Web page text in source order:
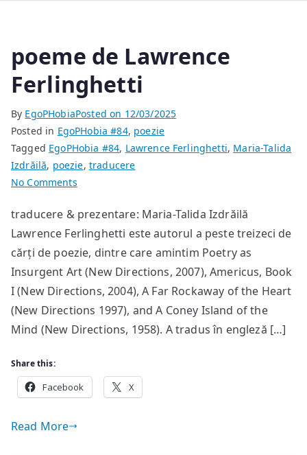
poeme de Lawrence
Ferlinghetti
By EgoPHobiaPosted on 12/03/2025
Posted in EgoPHobia #84, poezie
Tagged EgoPHobia #84, Lawrence Ferlinghetti, Maria-Talida
Izdrăilă, poezie, traducere
No Commentson
de
Lawrence
Ferlinghetti
traducere & prezentare: Maria-Talida Izdrăilă
Lawrence Ferlinghetti este autorul a peste treizeci de
cărți de poezie, dintre care amintim Poetry as
Insurgent Art (New Directions, 2007), Americus, Book
I (New Directions, 2004), A Far Rockaway of the Heart
(New Directions 1997), and A Coney Island of the
Mind (New Directions, 1958). A tradus în engleză […]
Share this:
Facebook X
Read More